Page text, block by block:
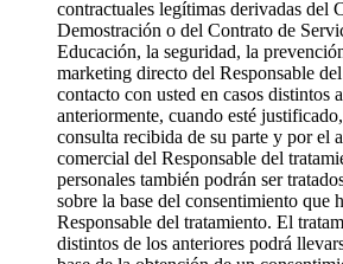
contractuales legítimas derivadas del
Demostración o del Contrato de
Educación, la seguridad, la
marketing directo del Responsable
contacto con usted en casos distintos
anteriormente, cuando esté
consulta recibida de su parte y por el
comercial del Responsable del
personales también podrán ser
sobre la base del consentimiento que
Responsable del tratamiento. El
distintos de los anteriores podrá